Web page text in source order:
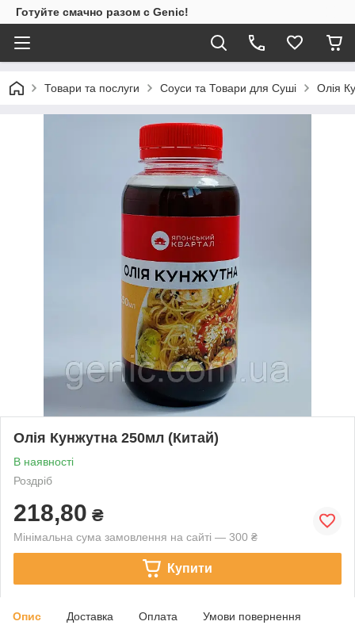
Готуйте смачно разом с Genic!
Товари та послуги Соуси та Товари для Суші Олія
Олія Кунжутна 250мл (Китай)
В наявності
Роздріб
218,80 ₴
Мінімальна сума замовлення на сайті — 300 ₴
Купити
Опис Доставка Оплата Умови повернення